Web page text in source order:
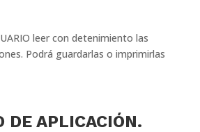
leer con detenimiento las
Podrá guardarlas o imprimirlas
DE APLICACIÓN.